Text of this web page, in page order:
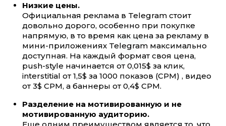
Низкие цены.
Официальная реклама в Telegram стоит
довольно дорого, особенно при покупке
напрямую, в то время как цена за рекламу в
мини-приложениях Telegram максимально
доступная. На каждый формат своя цена,
push-style начинается от 0,015$ за клик,
interstitial от 1,5$ за 1000 показов (CPM) , видео
от 3$ CPM, а баннеры от 0,4$ CPM.
Разделение на мотивированную и не
мотивированную аудиторию.